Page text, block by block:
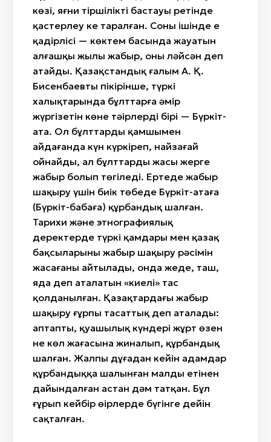
көзі, яғни тіршіліктің бастауы ретінде
қастерлеу кең таралған. Соның ішінде ең
қадірлісі — көктем басында жауатын
алғашқы жылы жаңбыр, оны ләйсән деп
атайды. Қазақстандық ғалым А. Қ.
Бисенбаевтың пікірінше, түркі
халықтарында бұлттарға әмір
жүргізетін көне тәңірлердің бірі — Бүркіт-
ата. Ол бұлттарды қамшымен
айдағанда күн күркіреп, найзағай
ойнайды, ал бұлттардың жасы жерге
жаңбыр болып төгіледі. Ертеде жаңбыр
шақыру үшін биік төбеде Бүркіт-атаға
(Бүркіт-бабаға) құрбандық шалған.
Тарихи және этнографиялық
деректерде түркі қамдары мен қазақ
бақсыларының жаңбыр шақыру рәсімін
жасағаны айтылады, онда жеде, таш,
яда деп аталатын «киелі» тас
қолданылған. Қазақтардағы жаңбыр
шақыру ғұрпы тасаттық деп аталады:
аптапты, қуаңшылық күндері жұрт өзен
не көл жағасына жиналып, құрбандық
шалған. Жалпы дұғадан кейін адамдар
құрбандыққа шалынған малдың етінен
дайындалған астан дәм татқан. Бұл
ғұрып кейбір өңірлерде бүгінге дейін
сақталған.